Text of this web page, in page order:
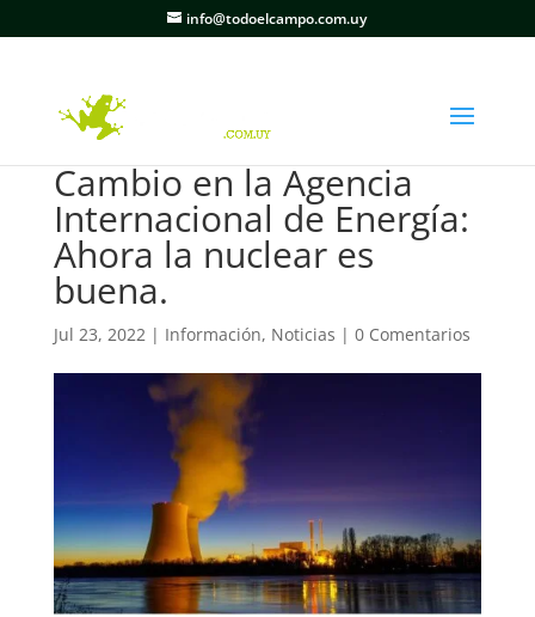
info@todoelcampo.com.uy
Cambio en la Agencia
Internacional de Energía:
Ahora la nuclear es
buena.
Jul 23, 2022| Información, Noticias | 0 Comentarios